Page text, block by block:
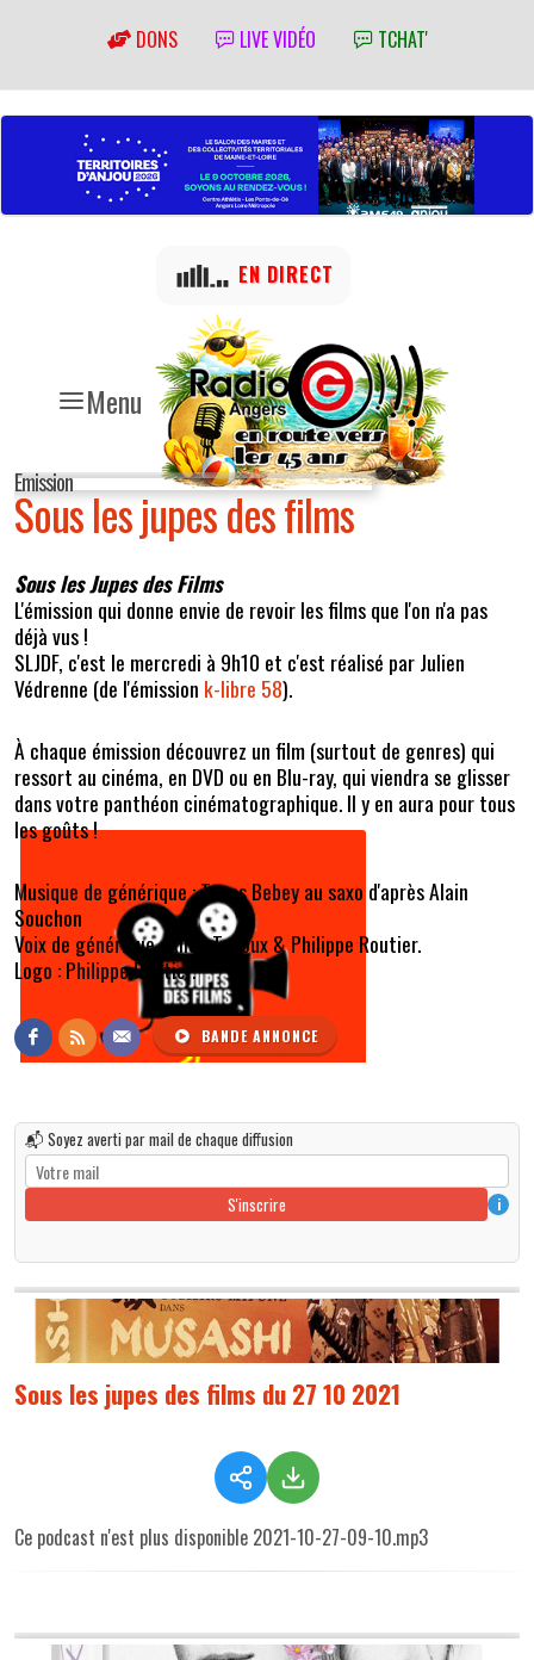
DONS LIVE VIDÉO TCHAT'
Menu
EN DIRECT
Emission
Sous les jupes des films
Sous les Jupes des Films
L'émission qui donne envie de revoir les films que l'on n'a pas
déjà vus !
SLJDF, c'est le mercredi à 9h10 et c'est réalisé par Julien
Védrenne (de l'émission k-libre 58).
À chaque émission découvrez un film (surtout de genres) qui
ressort au cinéma, en DVD ou en Blu-ray, qui viendra se glisser
dans votre panthéon cinématographique. Il y en aura pour tous
les goûts !
Musique de générique : Toups Bebey au saxo d'après Alain
Souchon
Voix de générique : Alice Tudoux & Philippe Routier.
Logo : Philippe Routier.
BANDE ANNONCE
📬 Soyez averti par mail de chaque diffusion
S'inscrire i
Sous les jupes des films du 27 10 2021
Ce podcast n'est plus disponible 2021-10-27-09-10.mp3